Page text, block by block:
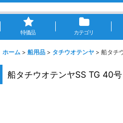
特価品 カテゴリ
ホーム > 船用品 > タチウオテンヤ > 船タチ
船タチウオテンヤSS TG 40号